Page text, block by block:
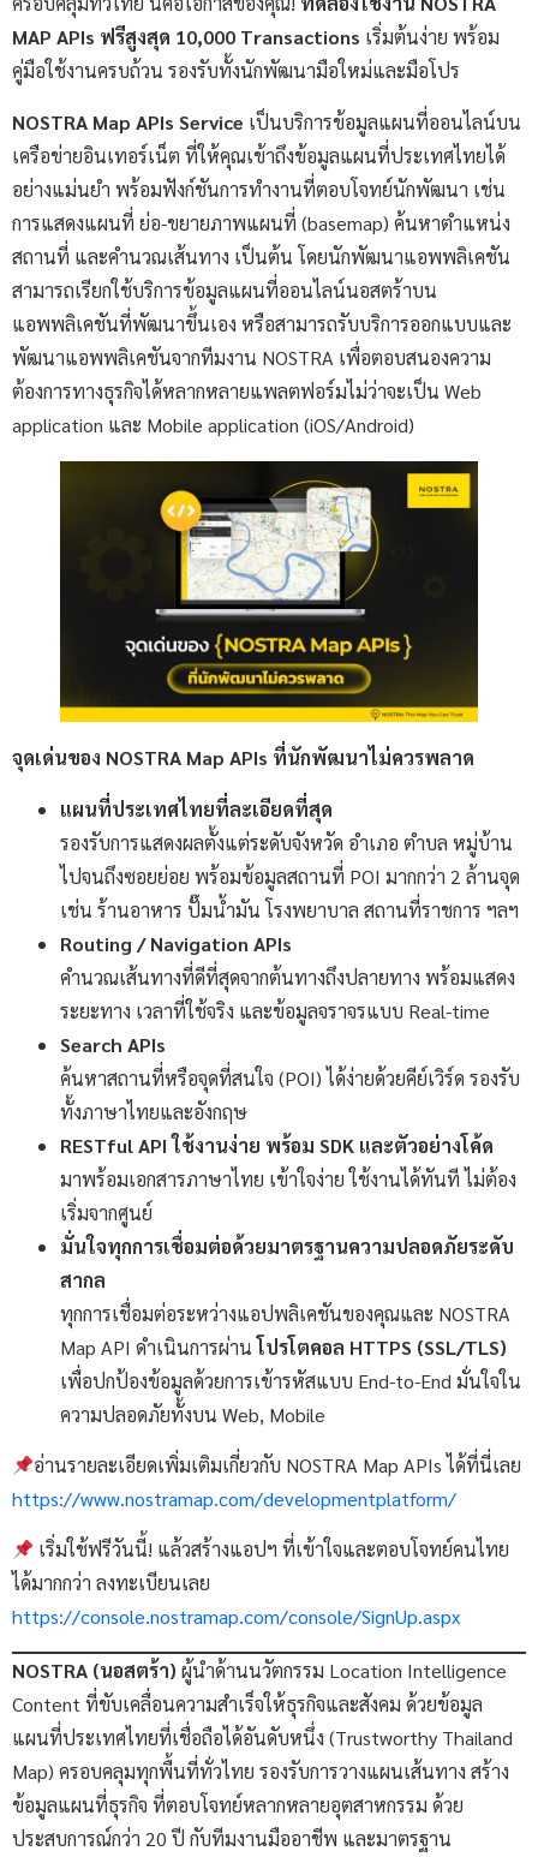
MAP APIs ฟรีสูงสุด 10,000 Transactions เริ่มต้นง่าย พร้อม
คู่มือใช้งานครบถ้วน รองรับทั้งนักพัฒนามือใหม่และมือโปร
NOSTRA Map APIs Service เป็นบริการข้อมูลแผนที่ออนไลน์บน
เครือข่ายอินเทอร์เน็ต ที่ให้คุณเข้าถึงข้อมูลแผนที่ประเทศไทยได้
อย่างแม่นยำ พร้อมฟังก์ชันการทำงานที่ตอบโจทย์นักพัฒนา เช่น
การแสดงแผนที่ ย่อ-ขยายภาพแผนที่ (basemap) ค้นหาตำแหน่ง
สถานที่ และคำนวณเส้นทาง เป็นต้น โดยนักพัฒนาแอพพลิเคชัน
สามารถเรียกใช้บริการข้อมูลแผนที่ออนไลน์นอสตร้าบน
แอพพลิเคชันที่พัฒนาขึ้นเอง หรือสามารถรับบริการออกแบบและ
พัฒนาแอพพลิเคชันจากทีมงาน NOSTRA เพื่อตอบสนองความ
ต้องการทางธุรกิจได้หลากหลายแพลตฟอร์มไม่ว่าจะเป็น Web
application และ Mobile application (iOS/Android)
จุดเด่นของ NOSTRA Map APIs ที่นักพัฒนาไม่ควรพลาด
แผนที่ประเทศไทยที่ละเอียดที่สุด
รองรับการแสดงผลตั้งแต่ระดับจังหวัด อำเภอ ตำบล หมู่บ้าน
ไปจนถึงซอยย่อย พร้อมข้อมูลสถานที่ POI มากกว่า 2 ล้านจุด
เช่น ร้านอาหาร ปั๊มน้ำมัน โรงพยาบาล สถานที่ราชการ ฯลฯ
Routing / Navigation APIs
คำนวณเส้นทางที่ดีที่สุดจากต้นทางถึงปลายทาง พร้อมแสดง
ระยะทาง เวลาที่ใช้จริง และข้อมูลจราจรแบบ Real-time
Search APIs
ค้นหาสถานที่หรือจุดที่สนใจ (POI) ได้ง่ายด้วยคีย์เวิร์ด รองรับ
ทั้งภาษาไทยและอังกฤษ
RESTful API ใช้งานง่าย พร้อม SDK และตัวอย่างโค้ด
มาพร้อมเอกสารภาษาไทย เข้าใจง่าย ใช้งานได้ทันที ไม่ต้อง
เริ่มจากศูนย์
มั่นใจทุกการเชื่อมต่อด้วยมาตรฐานความปลอดภัยระดับ
สากล
ทุกการเชื่อมต่อระหว่างแอปพลิเคชันของคุณและ NOSTRA
Map API ดำเนินการผ่านโปรโตคอล HTTPS (SSL/TLS)
เพื่อปกป้องข้อมูลด้วยการเข้ารหัสแบบ End-to-End มั่นใจใน
ความปลอดภัยทั้งบน Web, Mobile
อ่านรายละเอียดเพิ่มเติมเกี่ยวกับ NOSTRA Map APIs ได้ที่นี่เลย
https://www.nostramap.com/developmentplatform/
เริ่มใช้ฟรีวันนี้! แล้วสร้างแอปฯ ที่เข้าใจและตอบโจทย์คนไทย
ได้มากกว่า ลงทะเบียนเลย
https://console.nostramap.com/console/SignUp.aspx
NOSTRA (นอสตร้า) ผู้นำด้านนวัตกรรม Location Intelligence
Content ที่ขับเคลื่อนความสำเร็จให้ธุรกิจและสังคม ด้วยข้อมูล
แผนที่ประเทศไทยที่เชื่อถือได้อันดับหนึ่ง (Trustworthy Thailand
Map) ครอบคลุมทุกพื้นที่ทั่วไทย รองรับการวางแผนเส้นทาง สร้าง
ข้อมูลแผนที่ธุรกิจ ที่ตอบโจทย์หลากหลายอุตสาหกรรม ด้วย
ประสบการณ์กว่า 20 ปี กับทีมงานมืออาชีพ และมาตรฐาน